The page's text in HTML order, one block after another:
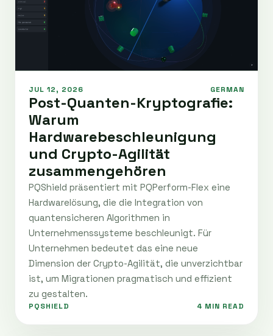
JUL 12, 2026 GERMAN
Post-Quanten-Kryptografie:
Warum
Hardwarebeschleunigung
und Crypto-Agilität
zusammengehören
PQShield präsentiert mit PQPerform-Flex eine
Hardwarelösung, die die Integration von
quantensicheren Algorithmen in
Unternehmenssysteme beschleunigt. Für
Unternehmen bedeutet das eine neue
Dimension der Crypto-Agilität, die unverzichtbar
ist, um Migrationen pragmatisch und effizient
zu gestalten.
PQSHIELD 4 MIN READ